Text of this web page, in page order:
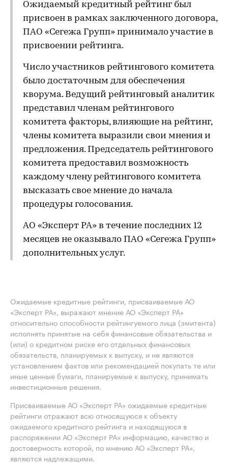
Ожидаемый кредитный рейтинг был
присвоен в рамках заключенного договора,
ПАО «Сегежа Групп» принимало участие в
присвоении рейтинга.
Число участников рейтингового комитета
было достаточным для обеспечения
кворума. Ведущий рейтинговый аналитик
представил членам рейтингового
комитета факторы, влияющие на рейтинг,
члены комитета выразили свои мнения и
предложения. Председатель рейтингового
комитета предоставил возможность
каждому члену рейтингового комитета
высказать свое мнение до начала
процедуры голосования.
АО «Эксперт РА» в течение последних 12
месяцев не оказывало ПАО «Сегежа Групп»
дополнительных услуг.
Ожидаемые кредитные рейтинги, присваиваемые АО
«Эксперт РА», выражают мнение АО «Эксперт РА»
относительно способности рейтингуемого лица (эмитента)
исполнять принятые на себя финансовые обязательства и
(или) о кредитном риске его отдельных финансовых
обязательств, планируемых к выпуску, и не являются
установлением фактов или рекомендацией покупать те или
иные ценные бумаги, планируемые к выпуску, принимать
инвестиционные решения.
Присваиваемые АО «Эксперт РА» ожидаемые кредитные
рейтинги отражают всю относящуюся к объекту
ожидаемого кредитного рейтинга и находящуюся в
распоряжении АО «Эксперт РА» информацию, качество и
достоверность которой, по мнению АО «Эксперт РА»,
являются надлежащими.